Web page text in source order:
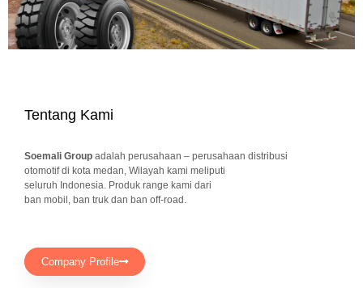
Tentang Kami
Soemali Group adalah perusahaan – perusahaan distribusi
otomotif di kota medan, Wilayah kami meliputi
seluruh Indonesia. Produk range kami dari
ban mobil, ban truk dan ban off-road.
Company Profile